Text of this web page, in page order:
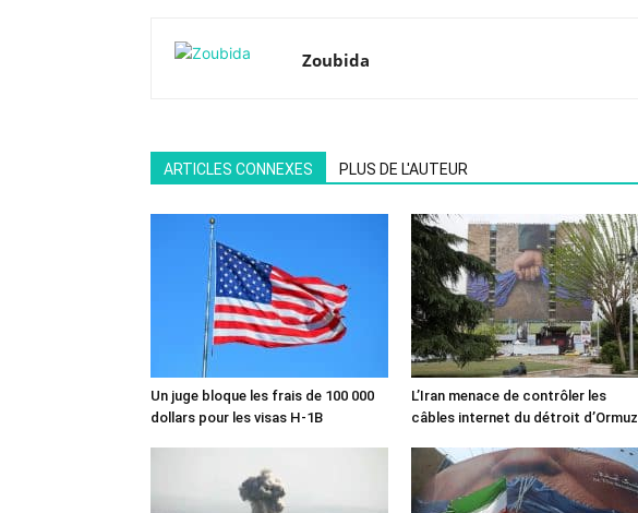
Zoubida
ARTICLES CONNEXES PLUS DE L'AUTEUR
Un juge bloque les frais de 100 000
dollars pour les visas H-1B
L’Iran menace de contrôler les
câbles internet du détroit d’Ormuz